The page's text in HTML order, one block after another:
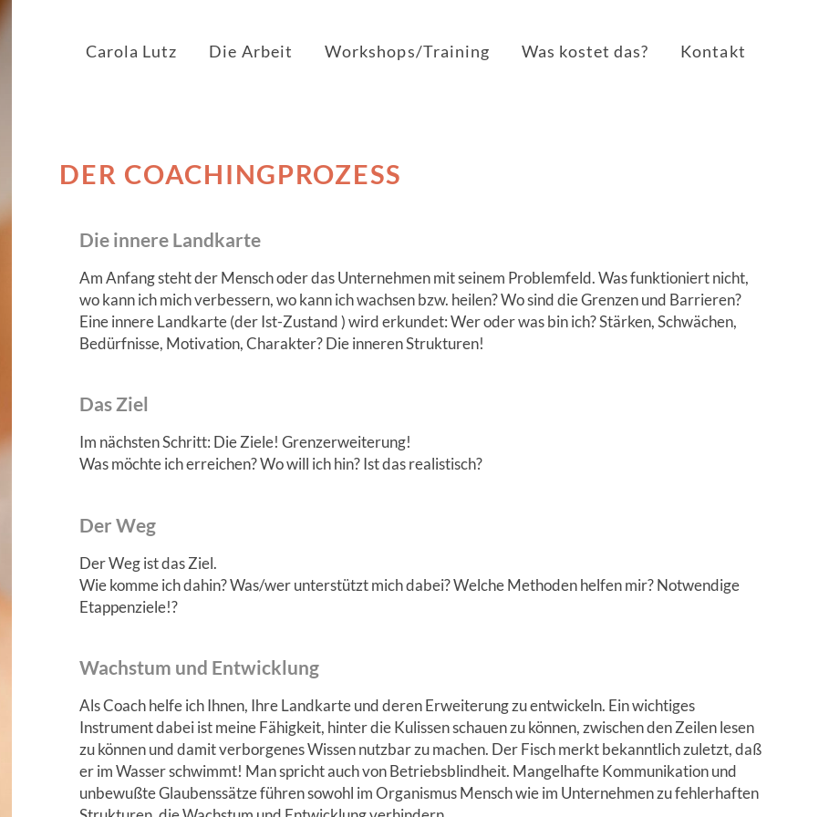
Carola Lutz Die Arbeit Workshops/Training Was kostet das? Kontakt
DER COACHINGPROZESS
Die innere Landkarte
Am Anfang steht der Mensch oder das Unternehmen mit seinem Problemfeld. Was funktioniert nicht,
wo kann ich mich verbessern, wo kann ich wachsen bzw. heilen? Wo sind die Grenzen und Barrieren?
Eine innere Landkarte (der Ist-Zustand ) wird erkundet: Wer oder was bin ich? Stärken, Schwächen,
Bedürfnisse, Motivation, Charakter? Die inneren Strukturen!
Das Ziel
Im nächsten Schritt: Die Ziele! Grenzerweiterung!
Was möchte ich erreichen? Wo will ich hin? Ist das realistisch?
Der Weg
Der Weg ist das Ziel.
Wie komme ich dahin? Was/wer unterstützt mich dabei? Welche Methoden helfen mir? Notwendige
Etappenziele!?
Wachstum und Entwicklung
Als Coach helfe ich Ihnen, Ihre Landkarte und deren Erweiterung zu entwickeln. Ein wichtiges
Instrument dabei ist meine Fähigkeit, hinter die Kulissen schauen zu können, zwischen den Zeilen lesen
zu können und damit verborgenes Wissen nutzbar zu machen. Der Fisch merkt bekanntlich zuletzt, daß
er im Wasser schwimmt! Man spricht auch von Betriebsblindheit. Mangelhafte Kommunikation und
unbewußte Glaubenssätze führen sowohl im Organismus Mensch wie im Unternehmen zu fehlerhaften